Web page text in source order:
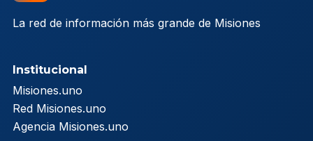
La red de información más grande de Misiones
Institucional
Misiones.uno
Red Misiones.uno
Agencia Misiones.uno